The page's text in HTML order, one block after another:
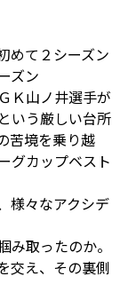
めて２シーズン
ズン
Ｋ山ノ井選手が
いう厳しい台所
苦境を乗り越
グカップベスト
様々なアクシデ
取ったのか。
交え、その裏側